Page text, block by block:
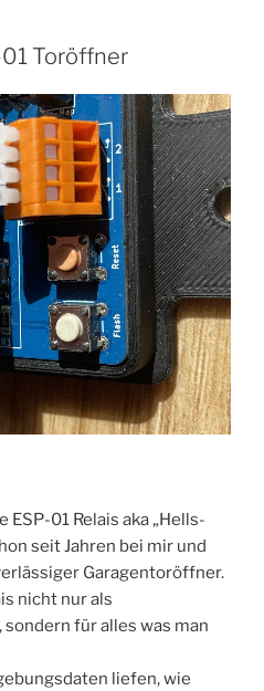
Toröffner
01 Relais aka „Hells-
seit Jahren bei mir und
Garagentoröffner.
nicht nur als
für alles was man
liefen, wie